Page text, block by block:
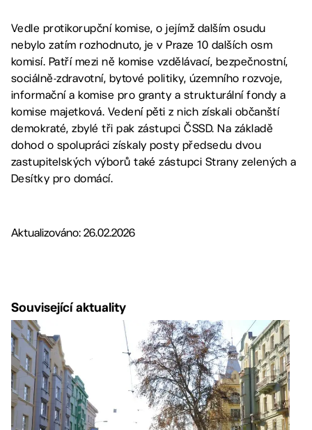
Vedle protikorupční komise, o jejímž dalším osudu
nebylo zatím rozhodnuto, je v Praze 10 dalších osm
komisí. Patří mezi ně komise vzdělávací, bezpečnostní,
sociálně-zdravotní, bytové politiky, územního rozvoje,
informační a komise pro granty a strukturální fondy a
komise majetková. Vedení pěti z nich získali občanští
demokraté, zbylé tři pak zástupci ČSSD. Na základě
dohod o spolupráci získaly posty předsedu dvou
zastupitelských výborů také zástupci Strany zelených a
Desítky pro domácí.
Aktualizováno: 26.02.2026
Související aktuality